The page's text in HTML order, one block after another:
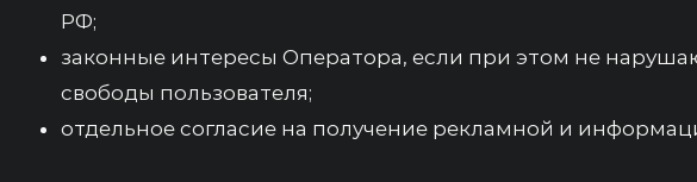
РФ;
законные интересы Оператора, если при этом не
свободы пользователя;
отдельное согласие на получение рекламной и